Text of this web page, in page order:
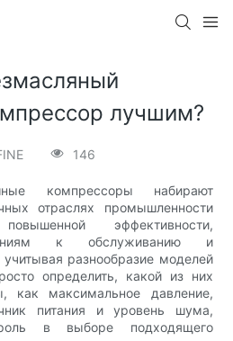
лучшим?
146
компрессоры набирают
отраслях промышленности
эффективности,
к обслуживанию и
разнообразие моделей
определить, какой из них
как максимальное давление,
питания и уровень шума,
в выборе подходящего